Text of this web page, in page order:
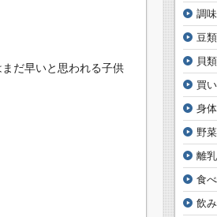
だ早いと思われる子供
調
豆類
貝類
買
身
野菜
離
食
飲